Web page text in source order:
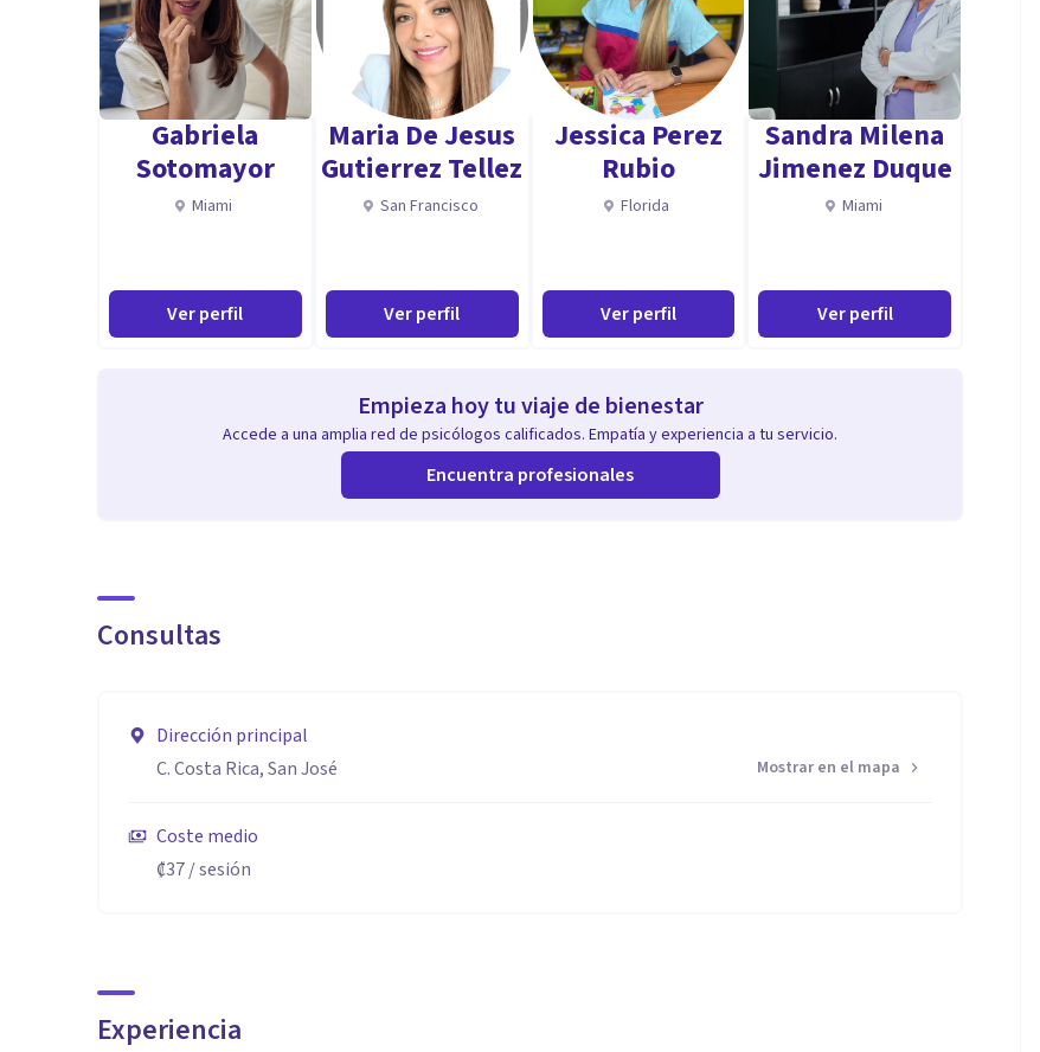
Gabriela
Sotomayor
Miami
Ver perfil
Maria De Jesus
Gutierrez Tellez
San Francisco
Ver perfil
Jessica Perez
Rubio
Florida
Ver perfil
Sandra Milena
Jimenez Duque
Miami
Ver perfil
Empieza hoy tu viaje de bienestar
Accede a una amplia red de psicólogos calificados. Empatía y experiencia a tu servicio.
Encuentra profesionales
Consultas
Dirección principal
C. Costa Rica, San José
Mostrar en el mapa
Coste medio
₡37/ sesión
Experiencia